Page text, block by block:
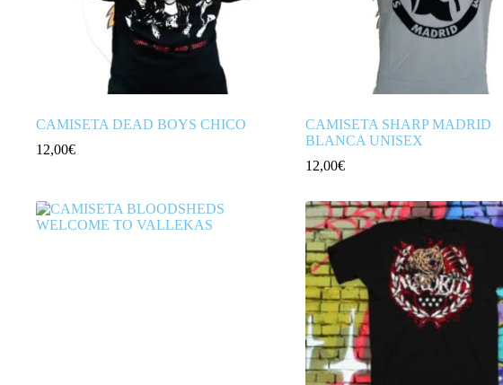
CAMISETA DEAD BOYS CHICO
12,00€
CAMISETA SHARP MADRID
BLANCA UNISEX
12,00€